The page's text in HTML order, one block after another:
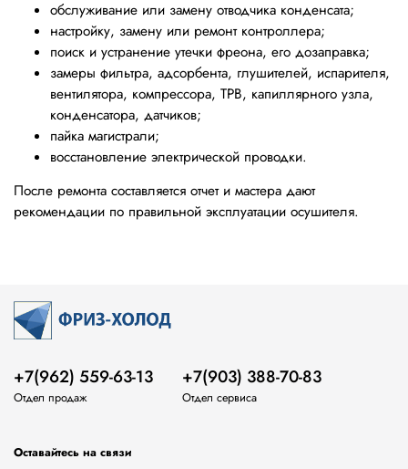
обслуживание или замену отводчика конденсата;
настройку, замену или ремонт контроллера;
поиск и устранение утечки фреона, его дозаправка;
замеры фильтра, адсорбента, глушителей, испарителя,
вентилятора, компрессора, ТРВ, капиллярного узла,
конденсатора, датчиков;
пайка магистрали;
восстановление электрической проводки.
После ремонта составляется отчет и мастера дают
рекомендации по правильной эксплуатации осушителя.
+7(962) 559-63-13
Отдел продаж
+7(903) 388-70-83
Отдел сервиса
Оставайтесь на связи